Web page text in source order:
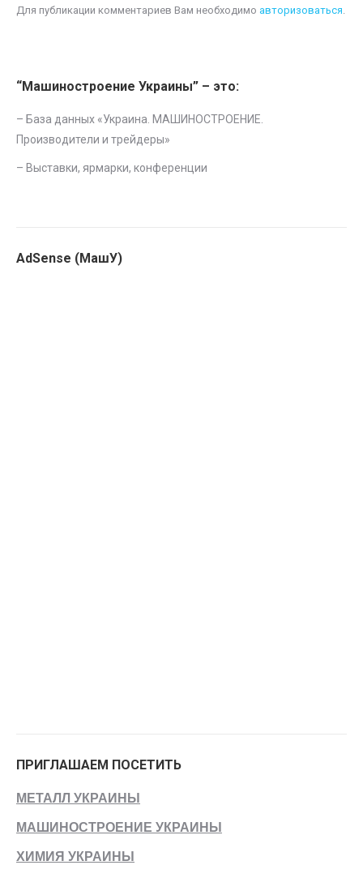
Для публикации комментариев Вам необходимо авторизоваться.
“Машиностроение Украины” – это:
– База данных «Украина. МАШИНОСТРОЕНИЕ.
Производители и трейдеры»
– Выставки, ярмарки, конференции
AdSense (МашУ)
ПРИГЛАШАЕМ ПОСЕТИТЬ
МЕТАЛЛ УКРАИНЫ
МАШИНОСТРОЕНИЕ УКРАИНЫ
ХИМИЯ УКРАИНЫ